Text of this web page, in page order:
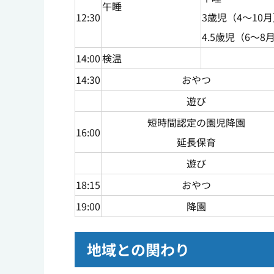
午睡
12:30
3歳児（4～10月
4.5歳児（6～8月
14:00検温
14:30
おやつ
遊び
16:00
短時間認定の園児降園
延長保育
遊び
18:15
おやつ
19:00
降園
地域との関わり